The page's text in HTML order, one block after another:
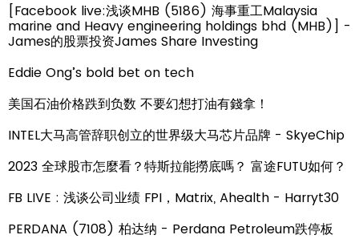
[Facebook live:浅谈MHB (5186) 海事重工Malaysia
marine and Heavy engineering holdings bhd (MHB)] -
James的股票投资James Share Investing
Eddie Ong’s bold bet on tech
美国石油价格跌到负数 不要幻想打油有錢拿！
INTEL大马高管辞职创立的世界级大马芯片品牌 - SkyeChip
2023 全球股市怎麼看？特斯拉能撈底嗎？ 富途FUTU如何？
FB LIVE : 浅谈公司业绩 FPI，Matrix, Ahealth - Harryt30
PERDANA (7108) 柏达纳 - Perdana Petroleum跌停板